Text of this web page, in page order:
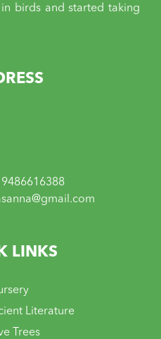
birds and started taking
LINKS
Literature
Trees